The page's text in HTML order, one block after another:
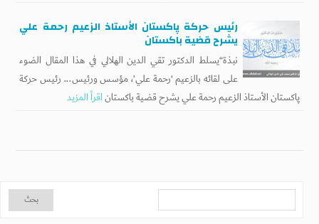
رئيس حركة پاكستان الأستاذ الزعيم رحمة علي
يشرح قضية باكستان
نبذة“يسلط الدكتور تقي الدين الهلالي في هذا المقال الضوء
على لقائه بالزعيم ‘رحمة علي’، مؤسس ورئيس... رئيس حركة
پاكستان الأستاذ الزعيم رحمة علي يشرح قضية باكستاناقرأ المزيد